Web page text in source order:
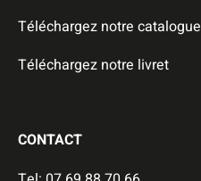
Téléchargez notre catalogue
Téléchargez notre livret
CONTACT